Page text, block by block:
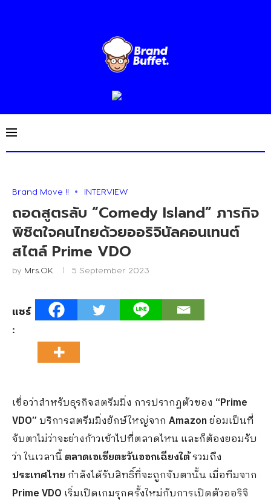
Brand Move !! INTERVIEW
ถอดสูตรลับ “Comedy Island” ภารกิจ
พิชิตใจคนไทยด้วยออริจินัลคอนเทนต์
สไตล์ Prime VDO
by Mrs.OK 5 September 2023
แชร์
:
เชื่อว่าสำหรับธุรกิจสตรีมมิ่ง การปรากฏตัวของ “Prime
VDO”บริการสตรีมมิ่งยักษ์ใหญ่จาก Amazonย่อมเป็นที่
จับตาไม่ว่าจะย่างก้าวเข้าไปที่ตลาดไหน และก็ต้องยอมรับ
ว่า ในเวลานี้ ตลาดเอเชียตะวันออกเฉียงใต้รวมถึง
ประเทศไทย กำลังได้รับสิทธิ์ที่จะถูกจับตานั้น เมื่อทีมจาก
Prime VDO เริ่มเปิดเกมรุกครั้งใหม่กับการเปิดตัวออริจิ